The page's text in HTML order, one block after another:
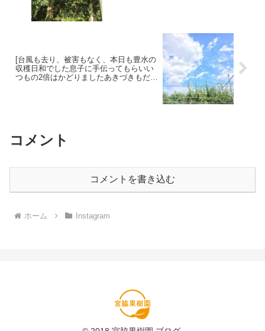
[台風も去り、被害もなく、本日も豊水の
収穫日和でした息子に手伝ってもらいい
つもの2倍はかどりましたあきづきもだい
コメント
コメントを書き込む
ホーム Instagram